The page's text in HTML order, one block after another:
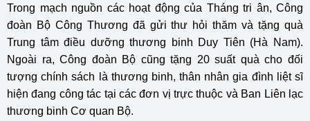
Trong mạch nguồn các hoạt động của Tháng tri ân, Công
đoàn Bộ Công Thương đã gửi thư hỏi thăm và tặng quà
Trung tâm điều dưỡng thương binh Duy Tiên (Hà Nam).
Ngoài ra, Công đoàn Bộ cũng tặng 20 suất quà cho đối
tượng chính sách là thương binh, thân nhân gia đình liệt sĩ
hiện đang công tác tại các đơn vị trực thuộc và Ban Liên lạc
thương binh Cơ quan Bộ.